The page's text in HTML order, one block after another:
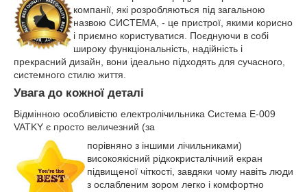
компанії, які розробляються під загальною
назвою СИСТЕМА, - це пристрої, якими корисно
і приємно користуватися. Поєднуючи в собі
широку функціональність, надійність і
прекрасний дизайн, вони ідеально підходять для сучасного,
системного стилю життя.
Увага до кожної деталі
Відмінною особливістю електролічильника Система Е-009
VATKY є просто величезний (за
порівняно з іншими лічильниками)
високоякісний рідкокристалічний екран
підвищеної чіткості, завдяки чому навіть люди
з ослабленим зором легко і комфортно